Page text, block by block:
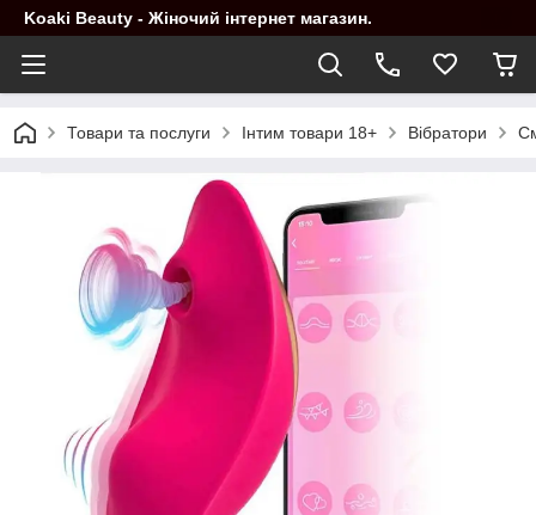
Koaki Beauty - Жіночий інтернет магазин.
Товари та послуги Інтим товари 18+ Вібратори